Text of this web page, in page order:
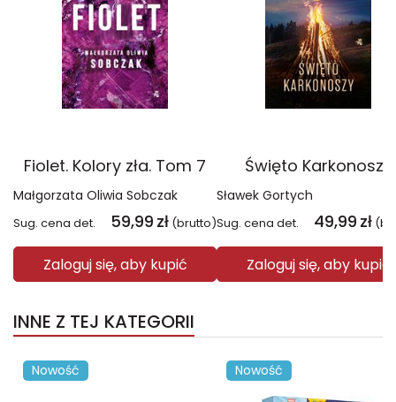
Fiolet. Kolory zła. Tom 7
Małgorzata Oliwia Sobczak
Sug. cena det. 59,99 zł (brutto)
Zaloguj się, aby kupić
Święto Karkonoszy
Sławek Gortych
Sug. cena det. 49,99 zł
Zaloguj się, aby kupić
INNE Z TEJ KATEGORII
Nowość Nowość